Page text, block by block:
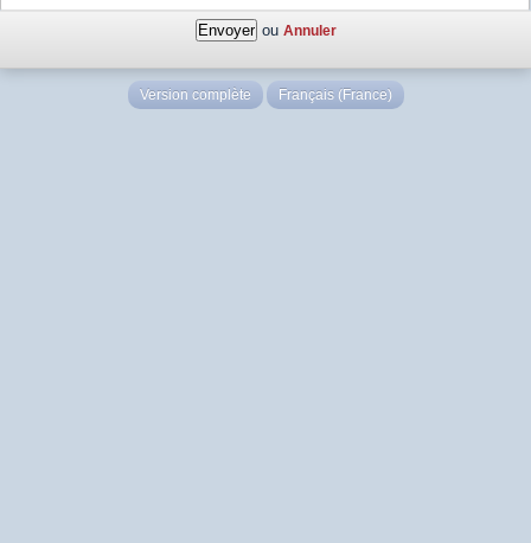
ou Annuler
Version complète Français (France)